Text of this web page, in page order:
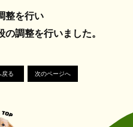
整を行い
調整を行いました。
戻る 次のページへ